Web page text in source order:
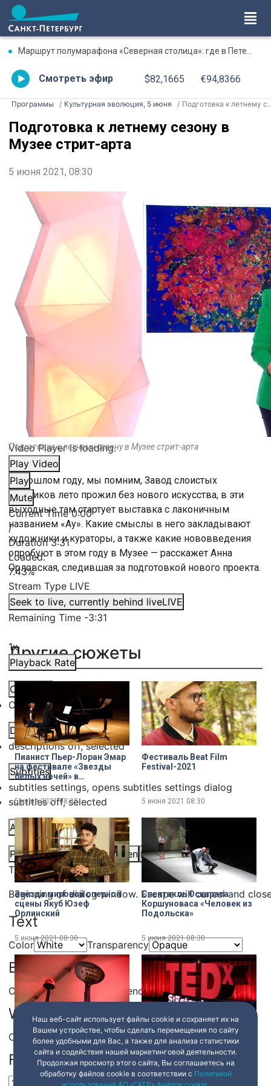
Маршрут полумарафона «Северная столица»: где в Петербурге будут перекрыты дороги 9 августа
Смотреть эфир $82,1665 €94,8366
Программы Культурная эволюция, 5 июня Подготовка к летнему сезону в Музее стрит-арта
Подготовка к летнему сезону в
Музее стрит-арта
5 июня 2021, 08:30
Video Player is loading.
Play Video
Play
Mute
Current Time0:00
/
Duration3:31
Loaded:
7.43%
Stream Type LIVE
Seek to live, currently behind liveLIVE
Remaining Time -3:31
1x
Playback Rate
Chapters
Chapters
Descriptions
descriptions off, selected
Subtitles
subtitles settings, opens subtitles settings dialog
subtitles off, selected
Audio Track
Picture-in-Picture Fullscreen Share
This is a modal window.
Beginning of dialog window. Escape will cancel and
Text
Color Transparency
Background
Color Transparency
Window
Color Transparency
Font Size
Подготовка к летнему сезону в Музее стрит-арта
В прошлом году, мы помним, Завод слоистых
пластиков лето прожил без нового искусства, в эти
выходные там стартует выставка с лаконичным
названием «Ау». Какие смыслы в него закладывают
художники и кураторы, а также какие нововведения
опробуют в этом году в Музее — расскажет Анна
Орловская, следившая за подготовкой нового проекта.
Другие сюжеты
Пианист Пьер-Лоран Эмар
на фестивале «Звезды
белых ночей» в
Мариинском театре
5 июня 202108:30
Фестиваль Beat Film
Festival-2021
5 июня 2021 08:30
Звезда мировой оперной
сцены Якуб Юзеф
Орлинский
5 июня 202108:30
Спектакль Оскараса
Коршуноваса «Человек из
Подольска»
5 июня 202108:30
Шишкин-Хокусай
«Набережная рабов» в
галерее Марины Гисич
5 июня 202108:30
Что такое культурный код
сегодня? Мнение писателя
Дмитрия Глуховского
5 июня 2021 08:30
Наш веб-сайт использует файлы cookie и сохраняет их на
Вашем устройстве, чтобы сделать перемещения по сайту
более удобными для Вас, а также для анализа статистики
сайта и содействия нашей маркетинговой деятельности.
Продолжая просмотр этого сайта, Вы соглашаетесь на
обработку файлов cookie в соответствии с Политикой